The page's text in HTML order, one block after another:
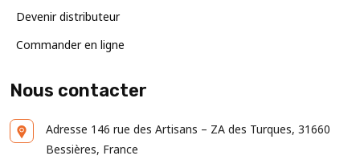
Devenir distributeur
Commander en ligne
Nous contacter
Adresse 146 rue des Artisans – ZA des Turques, 31660
Bessières, France